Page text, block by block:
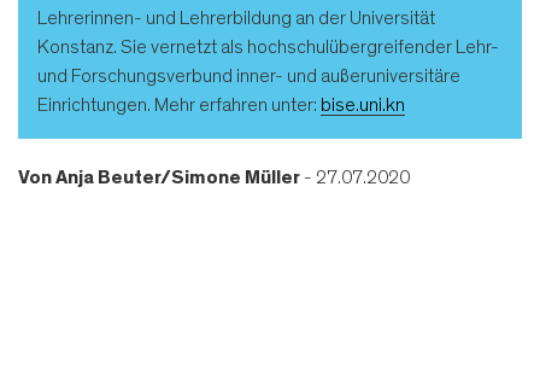
Lehrerinnen- und Lehrerbildung an der Universität
Konstanz. Sie vernetzt als hochschulübergreifender Lehr-
und Forschungsverbund inner- und außeruniversitäre
Einrichtungen. Mehr erfahren unter: bise.uni.kn
VonAnja Beuter/Simone Müller - 27.07.2020